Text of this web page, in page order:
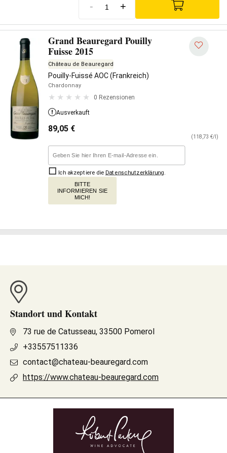
- +
Grand Beauregard Pouilly
Fuisse 2015
Château de Beauregard
Pouilly-Fuissé AOC (Frankreich)
Chardonnay
0 Rezensionen
Ausverkauft
89,05 €
(118,73 €/l)
Ich akzeptiere die Datenschutzerklärung
BITTE
INFORMIEREN SIE
MICH!
Standort und Kontakt
73 rue de Catusseau, 33500 Pomerol
+33557511336
contact@chateau-beauregard.com
https://www.chateau-beauregard.com